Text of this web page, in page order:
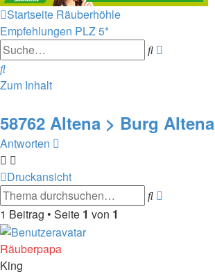
Startseite Räuberhöhle
Empfehlungen PLZ 5*
Suche
Suche
Zum Inhalt
58762 Altena > Burg Altena
Antworten
Druckansicht
Suche
1 Beitrag • Seite 1 von 1
Räuberpapa
King